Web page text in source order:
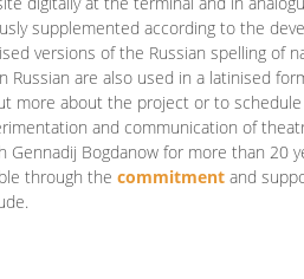
supplemented according to the
versions of the Russian spelling of
Russian are also used in a latinised
more about the project or to
and communication of
Bogdanow for more than 20
through the commitment and